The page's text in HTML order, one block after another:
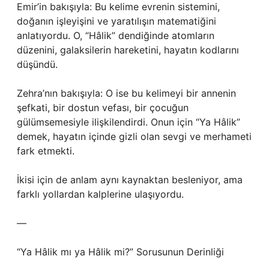
Emir’in bakışıyla: Bu kelime evrenin sistemini,
doğanın işleyişini ve yaratılışın matematiğini
anlatıyordu. O, “Hâlik” dendiğinde atomların
düzenini, galaksilerin hareketini, hayatın kodlarını
düşündü.
Zehra’nın bakışıyla: O ise bu kelimeyi bir annenin
şefkati, bir dostun vefası, bir çocuğun
gülümsemesiyle ilişkilendirdi. Onun için “Ya Hâlik”
demek, hayatın içinde gizli olan sevgi ve merhameti
fark etmekti.
İkisi için de anlam aynı kaynaktan besleniyor, ama
farklı yollardan kalplerine ulaşıyordu.
—
“Ya Hâlik mı ya Hâlik mi?” Sorusunun Derinliği